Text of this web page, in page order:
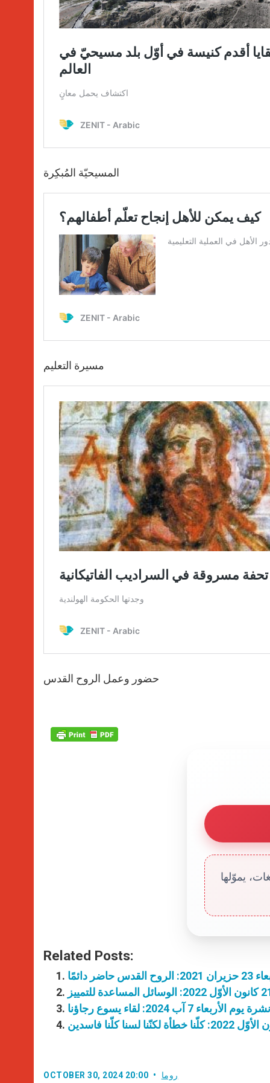
المسيحيّة المُبكِرة
مسيرة التعليم
حضور وعمل الروح القدس
يموّلها
Related Posts:
دائمًا
7 آب 2024: لقاء يسوع رجاؤنا
OCTOBER 30, 2024 20:00 روما